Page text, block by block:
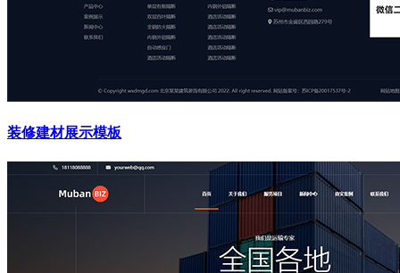
装修建材展示模板